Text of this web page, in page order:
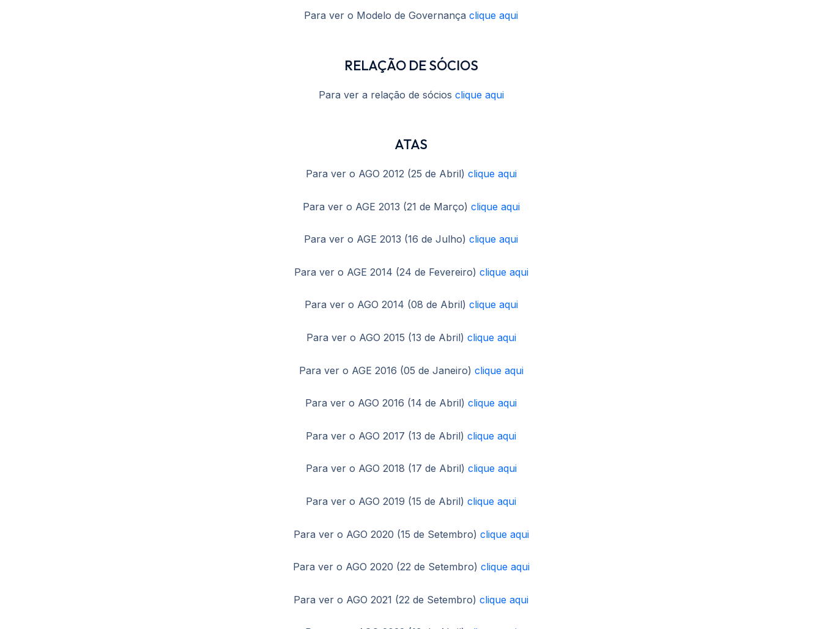
Para ver o Modelo de Governança clique aqui
RELAÇÃO DE SÓCIOS
Para ver a relação de sócios clique aqui
ATAS
Para ver o AGO 2012 (25 de Abril) clique aqui
Para ver o AGE 2013 (21 de Março) clique aqui
Para ver o AGE 2013 (16 de Julho) clique aqui
Para ver o AGE 2014 (24 de Fevereiro) clique aqui
Para ver o AGO 2014 (08 de Abril) clique aqui
Para ver o AGO 2015 (13 de Abril) clique aqui
Para ver o AGE 2016 (05 de Janeiro) clique aqui
Para ver o AGO 2016 (14 de Abril) clique aqui
Para ver o AGO 2017 (13 de Abril) clique aqui
Para ver o AGO 2018 (17 de Abril) clique aqui
Para ver o AGO 2019 (15 de Abril) clique aqui
Para ver o AGO 2020 (15 de Setembro) clique aqui
Para ver o AGO 2020 (22 de Setembro) clique aqui
Para ver o AGO 2021 (22 de Setembro) clique aqui